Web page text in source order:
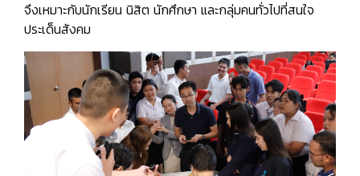
จึงเหมาะกับนักเรียน นิสิต นักศึกษา และกลุ่มคนทั่วไปที่สนใจ
ประเด็นสังคม